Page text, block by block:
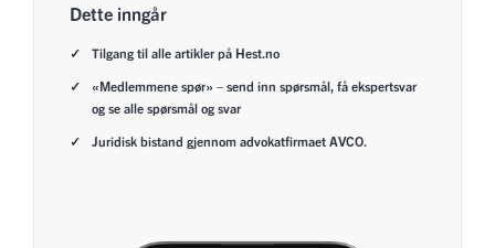
Dette inngår
Tilgang til alle artikler på Hest.no
«Medlemmene spør» – send inn spørsmål, få ekspertsvar
og se alle spørsmål og svar
Juridisk bistand gjennom advokatfirmaet AVCO.